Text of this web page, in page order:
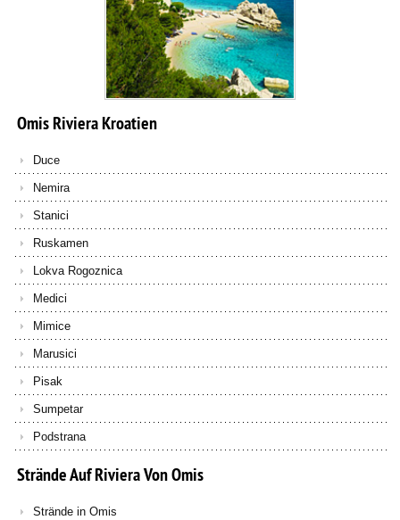
OmisRivieraKroatien
Duce
Nemira
Stanici
Ruskamen
Lokva Rogoznica
Medici
Mimice
Marusici
Pisak
Sumpetar
Podstrana
SträndeAufRivieraVonOmis
Strände in Omis